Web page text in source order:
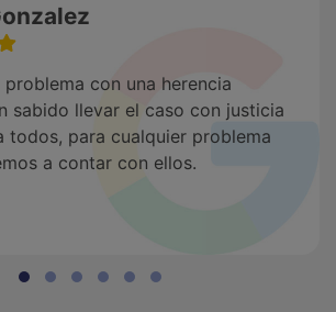
problema con una herencia
sabido llevar el caso con justicia
todos, para cualquier problema
a contar con ellos.